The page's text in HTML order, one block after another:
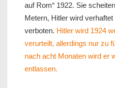
auf Rom“ 1922. Sie
Metern, Hitler wird
verboten. Hitler wird 1924
verurteilt, allerdings nur zu
nach acht Monaten wird er
entlassen.